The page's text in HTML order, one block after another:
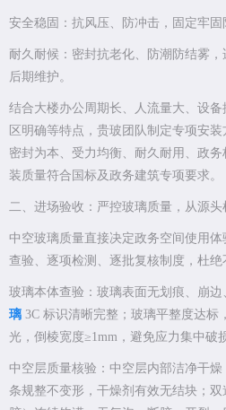
安全稳固：抗风压、防冲击，固定牢固
耐久耐候：密封抗老化、防潮防结雾
后期维护。
结合大楼办公周期长、人流量大、设
区明确等特点，贵玻团队制定专项安装
密封为本、受力均衡、耐久耐用、政
装质量符合国标及政务建筑专项要求。
二、进场验收：严控玻璃质量，从源
中空玻璃质量直接决定政务空间使用
查验、逐项检测、逐批复核制度，杜绝
玻璃本体查验：玻璃表面无划痕、崩边
璃 3C 标识清晰完整；玻璃平整度达标
光，倒棱宽度≥1mm，避免应力集中破
中空层质量核验：中空层内部洁净干
条规整不变形，干燥剂有效无结块；